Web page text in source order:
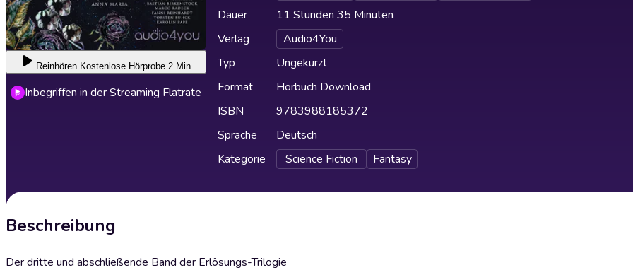
Reinhören Kostenlose Hörprobe 2 Min.
Inbegriffen in der Streaming Flatrate
Dauer
11 Stunden 35 Minuten
Verlag
Audio4You
Typ
Ungekürzt
Format
Hörbuch Download
ISBN
9783988185372
Sprache
Deutsch
Kategorie
Science Fiction Fantasy
Beschreibung
Der dritte und abschließende Band der Erlösungs-Trilogie